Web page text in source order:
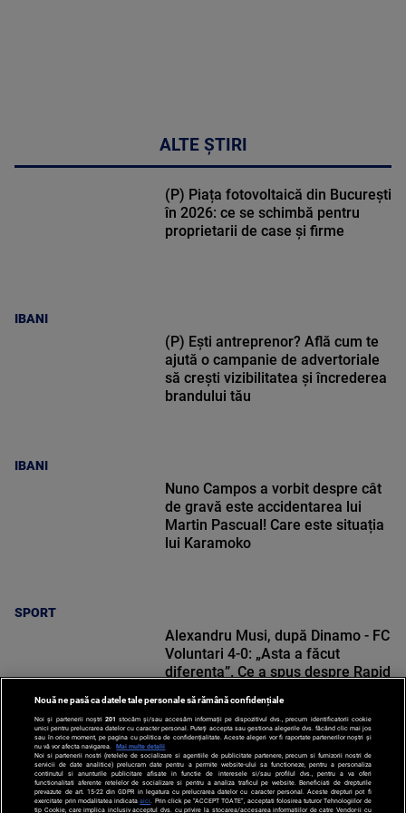
ALTE ȘTIRI
IBANI
(P) Piața fotovoltaică din București
în 2026: ce se schimbă pentru
proprietarii de case și firme
IBANI
(P) Ești antreprenor? Află cum te
ajută o campanie de advertoriale
să crești vizibilitatea și încrederea
brandului tău
SPORT
Nuno Campos a vorbit despre cât
de gravă este accidentarea lui
Martin Pascual! Care este situația
lui Karamoko
SPORT
Alexandru Musi, după Dinamo - FC
Voluntari 4-0: „Asta a făcut
diferența”. Ce a spus despre Rapid
Nouă ne pasă ca datele tale personale să rămână confidențiale
Noi și partenerii noștri 201 stocăm și/sau accesăm informații pe dispozitivul dvs., precum identificatorii cookie
unici pentru prelucrarea datelor cu caracter personal. Puteți accepta sau gestiona alegerile dvs. făcând clic mai jos
sau în orice moment, pe pagina cu politica de confidențialitate. Aceste alegeri vor fi raportate partenerilor noștri și
nu vă vor afecta navigarea.
Mai multe detalii
Noi si partenerii nostri (retelele de socializare si agentiile de publicitate partenere, precum si furnizorii nostri de
servicii de date analitice) prelucram date pentru a permite website-ului sa functioneze, pentru a personaliza
continutul si anunturile publicitare afisate in functie de interesele si/sau profilul dvs., pentru a va oferi
functionalitati aferente retelelor de socializare si pentru a analiza traficul pe website. Beneficiati de drepturile
prevazute de art. 15-22 din GDPR in legatura cu prelucrarea datelor cu caracter personal. Aceste drepturi pot fi
exercitate prin modalitatea indicataaici . Prin click pe “ACCEPT TOATE”, acceptati folosirea tuturor Tehnologiilor de
tip Cookie, care implica inclusiv acceptul dvs. cu privire la stocarea/accesarea informatiilor de catre Vendor-ii cu